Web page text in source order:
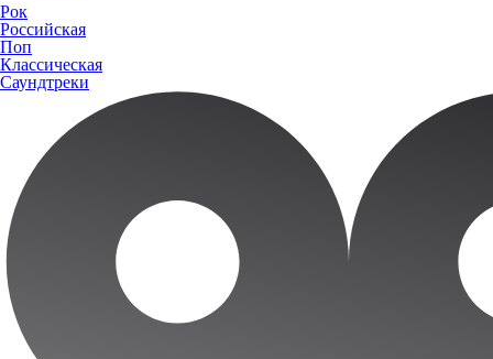
Рок
Российская
Поп
Классическая
Саундтреки